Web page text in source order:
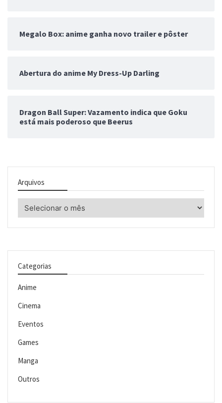
Megalo Box: anime ganha novo trailer e pôster
Abertura do anime My Dress-Up Darling
Dragon Ball Super: Vazamento indica que Goku
está mais poderoso que Beerus
Arquivos
Categorias
Anime
Cinema
Eventos
Games
Manga
Outros